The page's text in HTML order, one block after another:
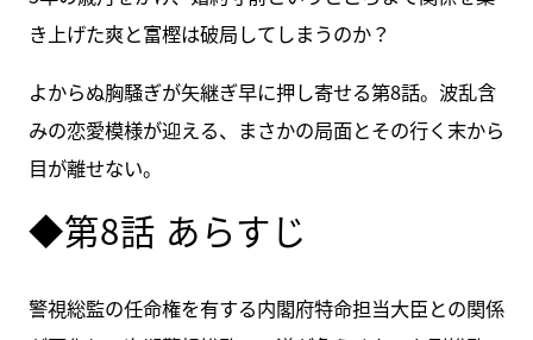
き上げた爽と富樫は破局してしまうのか？
よからぬ胸騒ぎが矢継ぎ早に押し寄せる第8話。波乱含
みの恋愛模様が迎える、まさかの局面とその行く末から
目が離せない。
◆第8話 あらすじ
警視総監の任命権を有する内閣府特命担当大臣との関係